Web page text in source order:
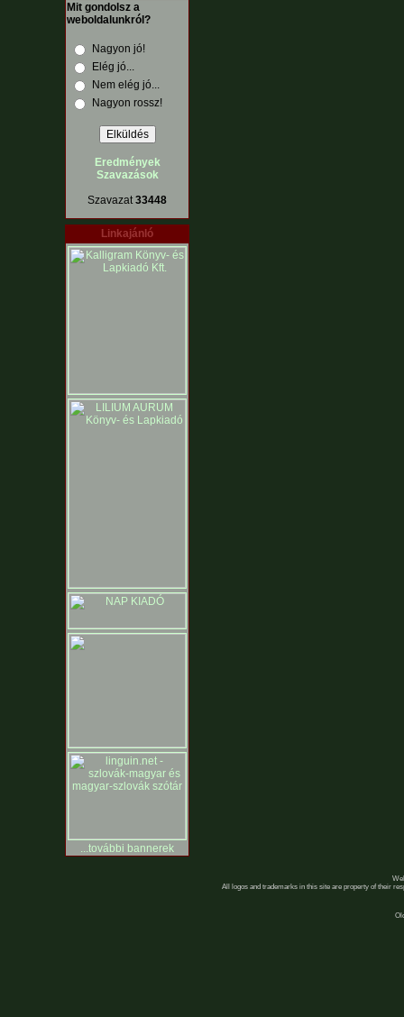
Mit gondolsz a
weboldalunkról?
Nagyon jó!
Elég jó...
Nem elég jó...
Nagyon rossz!
Eredmények
Szavazások
Szavazat33448
Linkajánló
...további bannerek
All logos and trademarks in this site are property of their